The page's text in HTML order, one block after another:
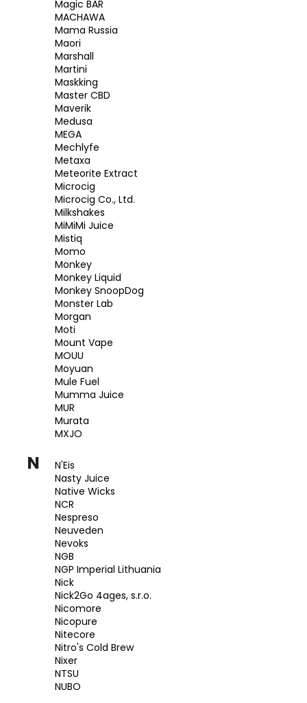
Magic BAR
MACHAWA
Mama Russia
Maori
Marshall
Martini
Maskking
Master CBD
Maverik
Medusa
MEGA
Mechlyfe
Metaxa
Meteorite Extract
Microcig
Microcig Co., Ltd.
Milkshakes
MiMiMi Juice
Mistiq
Momo
Monkey
Monkey Liquid
Monkey SnoopDog
Monster Lab
Morgan
Moti
Mount Vape
MOUU
Moyuan
Mule Fuel
Mumma Juice
MUR
Murata
MXJO
N
N'Eis
Nasty Juice
Native Wicks
NCR
Nespreso
Neuveden
Nevoks
NGB
NGP Imperial Lithuania
Nick
Nick2Go 4ages, s.r.o.
Nicomore
Nicopure
Nitecore
Nitro's Cold Brew
Nixer
NTSU
NUBO